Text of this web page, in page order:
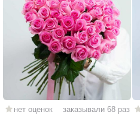
нет оценок заказывали 68 раз